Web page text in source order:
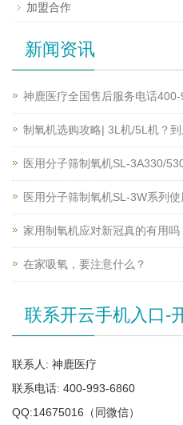
加盟合作
新闻资讯
神鹿医疗全国售后服务电话
制氧机选购攻略| 3L机/5L机？到
医用分子筛制氧机SL-3A330/
医用分子筛制氧机SL-3W系列使
家用制氧机应对新冠真的有用吗
在家吸氧，要注意什么？
联系开云手机入口-
联系人: 神鹿医疗
联系电话: 400-993-6860
QQ:14675016（同微信）